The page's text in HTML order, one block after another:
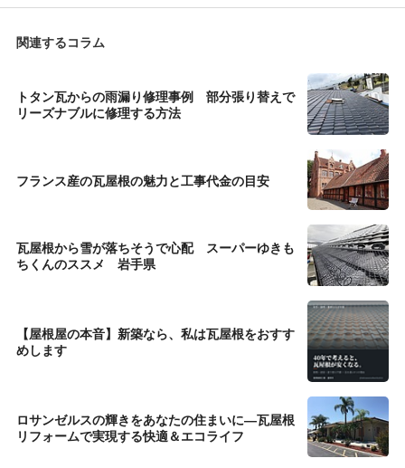
関連するコラム
トタン瓦からの雨漏り修理事例 部分張り替えで
リーズナブルに修理する方法
フランス産の瓦屋根の魅力と工事代金の目安
瓦屋根から雪が落ちそうで心配 スーパーゆきも
ちくんのススメ 岩手県
【屋根屋の本音】新築なら、私は瓦屋根をおすす
めします
ロサンゼルスの輝きをあなたの住まいに―瓦屋根
リフォームで実現する快適＆エコライフ